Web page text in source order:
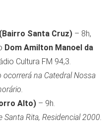
Santa Cruz) – 8h,
Dom Amilton Manoel da
Cultura FM 94,3.
na Catedral Nossa
Alto) – 9h.
Rita, Residencial 2000.